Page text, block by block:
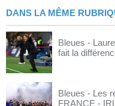
DANS LA MÊME
Bleues -
fait la
Bleues - Les
FRANCE -